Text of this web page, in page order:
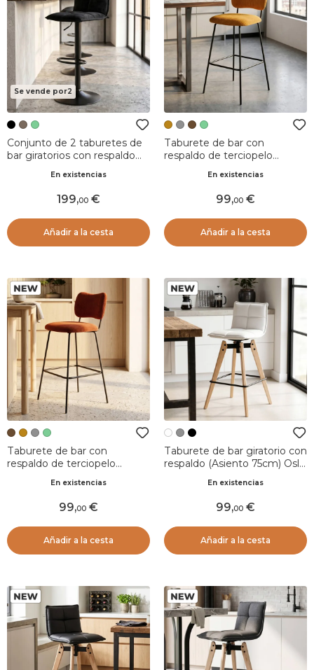
Se vende por2
Conjunto de 2 taburetes de
bar giratorios con respaldo
de 63 a 84 cm) Carly Negro
En existencias
199,00
Añadir a la cesta
Taburete de bar con
respaldo de terciopelo
Orion Amarillo ocre
En existencias
99,00
Añadir a la cesta
Taburete de bar con
respaldo de terciopelo
Orion Marrón oscuro
En existencias
99,00
Añadir a la cesta
Taburete de bar giratorio con
respaldo (Asiento 75cm) Osla
En existencias
99,00
Añadir a la cesta